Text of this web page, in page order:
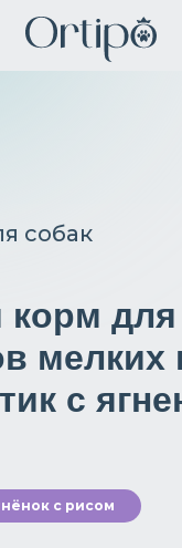
собак
корм для
мелких
с
с рисом